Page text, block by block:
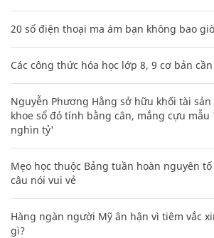
20 số điện thoại ma ám bạn không bao
Các công thức hóa học lớp 8, 9 cơ bản
Nguyễn Phương Hằng sở hữu khối tài
khoe sổ đỏ tính bằng cân, mắng cựu mẫu
nghìn tỷ'
Mẹo học thuộc Bảng tuần hoàn nguyên
câu nói vui vẻ
Hàng ngàn người Mỹ ân hận vì tiêm vắc
gì?